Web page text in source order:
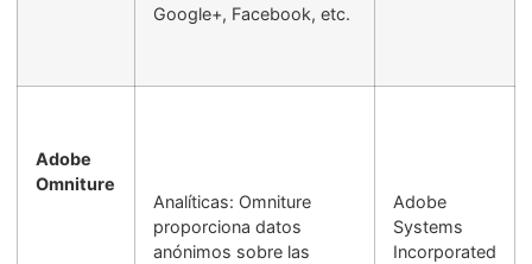
Google+, Facebook, etc.
Adobe
Omniture
Analíticas: Omniture
proporciona datos
anónimos sobre las
Adobe
Systems
Incorporated